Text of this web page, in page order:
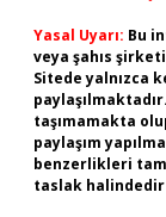
Yasal Uyarı: Bu
veya şahıs
Sitede yalnızca
taşımamakta
paylaşım
benzerlikleri
taslak